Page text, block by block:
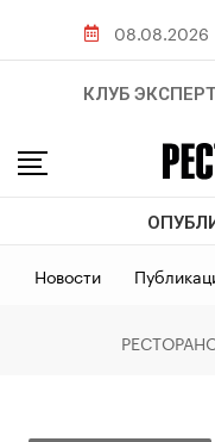
08.08.2026
КЛУБ
Новости